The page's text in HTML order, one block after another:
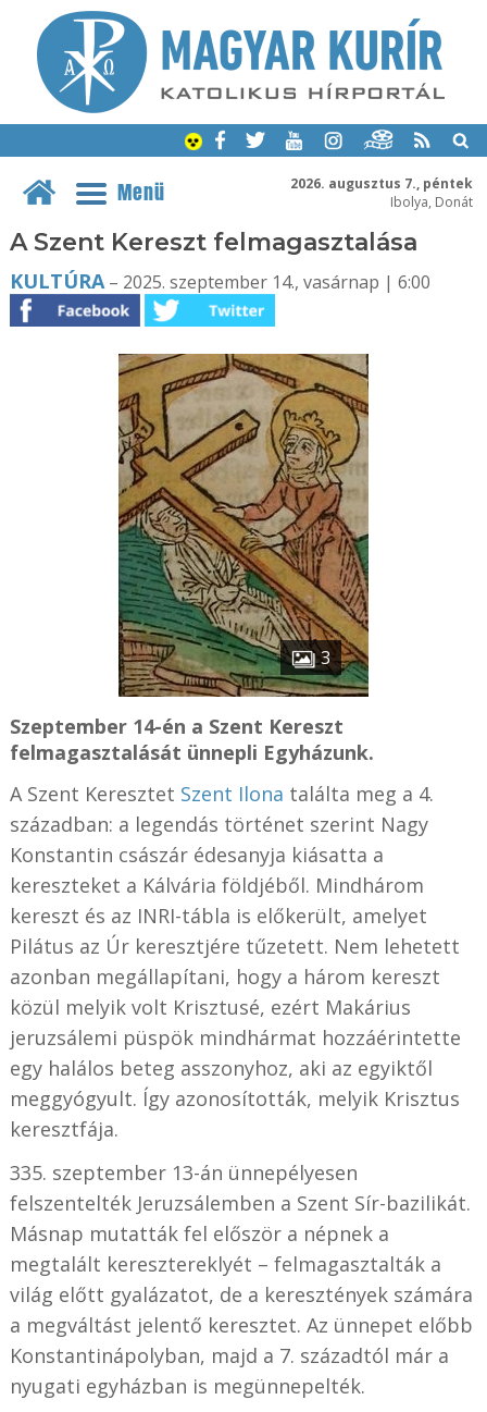
2026. augusztus 7., péntek
Ibolya, Donát
Menü
A Szent Kereszt felmagasztalása
KULTÚRA– 2025. szeptember 14., vasárnap | 6:00
3
Szeptember 14-én a Szent Kereszt
felmagasztalását ünnepli Egyházunk.
A Szent Keresztet Szent Ilona találta meg a 4.
században: a legendás történet szerint Nagy
Konstantin császár édesanyja kiásatta a
kereszteket a Kálvária földjéből. Mindhárom
kereszt és az INRI-tábla is előkerült, amelyet
Pilátus az Úr keresztjére tűzetett. Nem lehetett
azonban megállapítani, hogy a három kereszt
közül melyik volt Krisztusé, ezért Makárius
jeruzsálemi püspök mindhármat hozzáérintette
egy halálos beteg asszonyhoz, aki az egyiktől
meggyógyult. Így azonosították, melyik Krisztus
keresztfája.
335. szeptember 13-án ünnepélyesen
felszentelték Jeruzsálemben a Szent Sír-bazilikát.
Másnap mutatták fel először a népnek a
megtalált keresztereklyét – felmagasztalták a
világ előtt gyalázatot, de a keresztények számára
a megváltást jelentő keresztet. Az ünnepet előbb
Konstantinápolyban, majd a 7. századtól már a
nyugati egyházban is megünnepelték.